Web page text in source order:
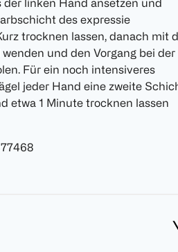
der linken Hand ansetzen und
des expressie
trocknen lassen, danach mit
und den Vorgang bei der
Für ein noch intensiveres
jeder Hand eine zweite
etwa 1 Minute trocknen lassen